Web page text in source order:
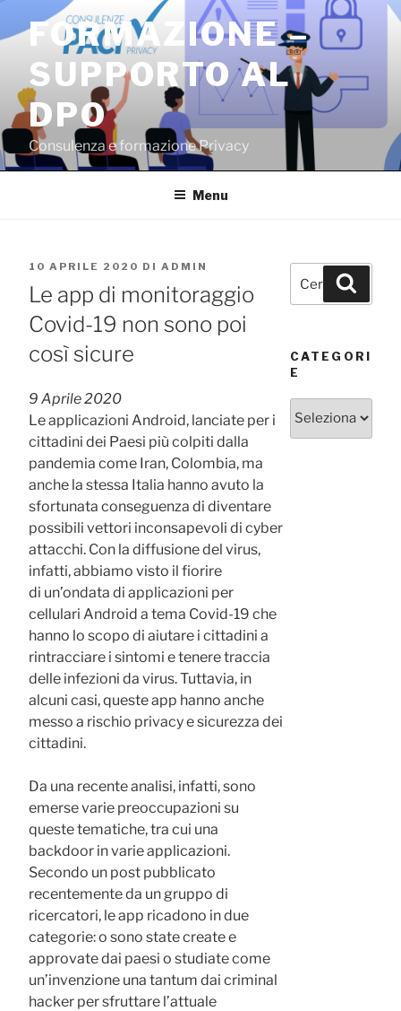
contenuto
FORMAZIONE –
SUPPORTO AL
DPO
Consulenza e formazione Privacy
Menu
PUBBLICATO
IL
10 APRILE 2020 DI ADMIN
Le app di monitoraggio
Covid-19 non sono poi
così sicure
9 Aprile 2020
Le applicazioni Android, lanciate per i
cittadini dei Paesi più colpiti dalla
pandemia come Iran, Colombia, ma
anche la stessa Italia hanno avuto la
sfortunata conseguenza di diventare
possibili vettori inconsapevoli di cyber
attacchi. Con la diffusione del virus,
infatti, abbiamo visto il fiorire
di un’ondata di applicazioni per
cellulari Android a tema Covid-19 che
hanno lo scopo di aiutare i cittadini a
rintracciare i sintomi e tenere traccia
delle infezioni da virus. Tuttavia, in
alcuni casi, queste app hanno anche
messo a rischio privacy e sicurezza dei
cittadini.
Da una recente analisi, infatti, sono
emerse varie preoccupazioni su
queste tematiche, tra cui una
backdoor in varie applicazioni.
Secondo un post pubblicato
recentemente da un gruppo di
ricercatori, le app ricadono in due
categorie: o sono state create e
approvate dai paesi o studiate come
un’invenzione una tantum dai criminal
hacker per sfruttare l’attuale
Cerca:
CATEGORI
E